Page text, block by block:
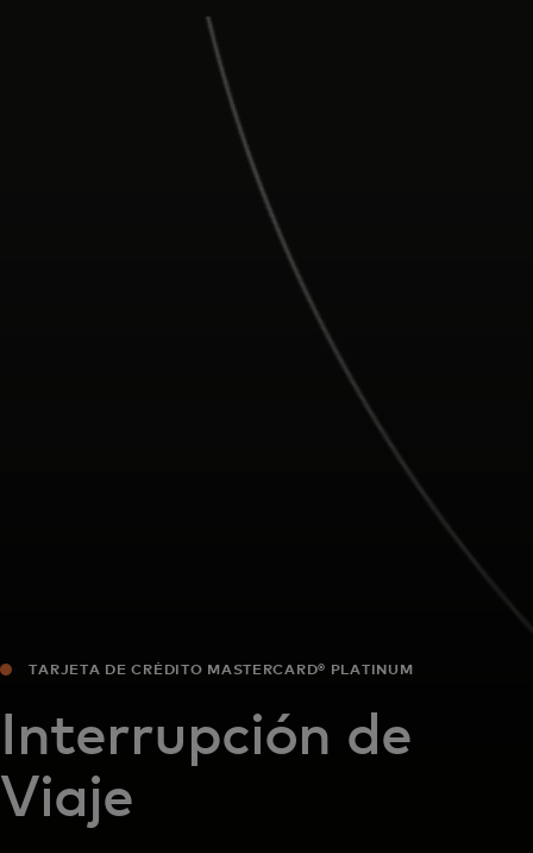
Para empresas
TARJETA DE CRÉDITO MASTERCARD® PLATINUM
Interrupción de
Viaje